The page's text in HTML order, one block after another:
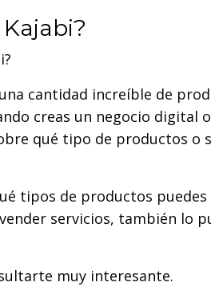
cantidad increíble de
creas un negocio digital
qué tipo de productos o
tipos de productos puedes
servicios, también lo
muy interesante.